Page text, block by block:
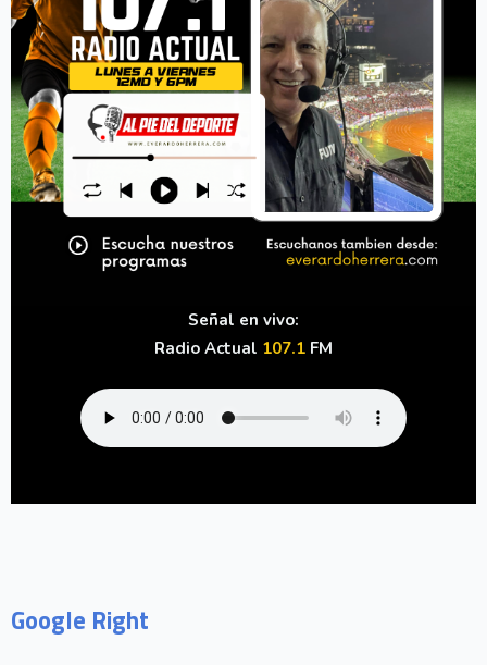
Señal en vivo:
Radio Actual 107.1 FM
Google Right